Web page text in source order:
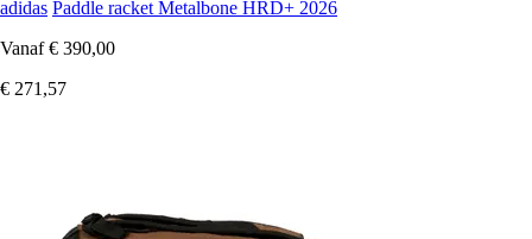
adidas Paddle racket Metalbone HRD+ 2026
Vanaf € 390,00
€ 271,57